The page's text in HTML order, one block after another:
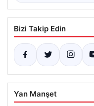
Bizi Takip Edin
Yan Manşet